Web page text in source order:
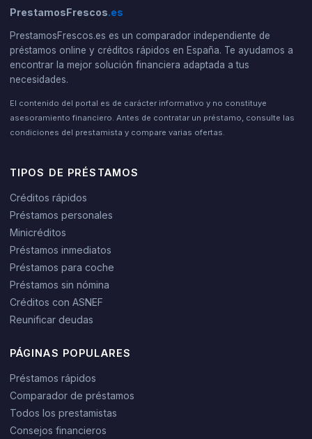
PrestamosFrescos.es
PrestamosFrescos.es es un comparador independiente de
préstamos online y créditos rápidos en España. Te ayudamos a
encontrar la mejor solución financiera adaptada a tus
necesidades.
El contenido del portal es de carácter informativo y no constituye
asesoramiento financiero. Antes de contratar un préstamo, consulte las
condiciones del prestamista y compare varias ofertas.
TIPOS DE PRÉSTAMOS
Créditos rápidos
Préstamos personales
Minicréditos
Préstamos inmediatos
Préstamos para coche
Préstamos sin nómina
Créditos con ASNEF
Reunificar deudas
PÁGINAS POPULARES
Préstamos rápidos
Comparador de préstamos
Todos los prestamistas
Consejos financieros